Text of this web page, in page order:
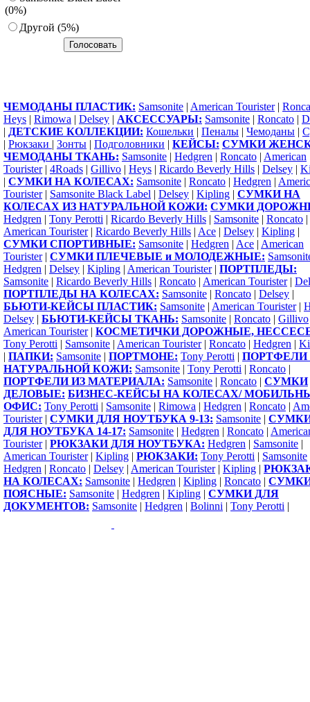
(0%)
Другoй (5%)
ЧЕМОДАНЫ ПЛАСТИК: Samsonite | American Tourister|
Heys | Rimowa | Delsey | АКСЕССУАРЫ: Samsonite | Roncato |
| ДЕТСКИЕ КОЛЛЕКЦИИ: Кошельки | Пеналы | Чемоданы |
| Рюкзаки | Зонты | Подголовники | КЕЙСЫ: СУМКИ
ЧЕМОДАНЫ ТКАНЬ: Samsonite | Hedgren | Roncato | American
Tourister| 4Roads | Gillivo | Heys | Ricardo Beverly Hills | Delsey |
| СУМКИ НА КОЛЕСАХ: Samsonite | Roncato | Hedgren |
Tourister| Samsonite Black Label | Delsey | Kipling | СУМКИ НА
КОЛЕСАХ ИЗ НАТУРАЛЬНОЙ КОЖИ: СУМКИ
Hedgren | Tony Perotti | Ricardo Beverly Hills | Samsonite | Roncato |
American Tourister| Ricardo Beverly Hills | Ace | Delsey | Kipling |
СУМКИ СПОРТИВНЫЕ: Samsonite | Hedgren | Ace | American
Tourister| СУМКИ ПЛЕЧЕВЫЕ и МОЛОДЕЖНЫЕ:
Hedgren | Delsey | Kipling | American Tourister| ПОРТПЛЕДЫ:
Samsonite | Ricardo Beverly Hills | Roncato | American Tourister|
ПОРТПЛЕДЫ НА КОЛЕСАХ: Samsonite | Roncato | Delsey |
БЬЮТИ-КЕЙСЫ ПЛАСТИК: Samsonite | American Tourister|
Delsey | БЬЮТИ-КЕЙСЫ ТКАНЬ: Samsonite | Roncato | Gillivo
American Tourister| КОСМЕТИЧКИ ДОРОЖНЫЕ,
Tony Perotti | Samsonite | American Tourister| Roncato | Hedgren |
| ПАПКИ: Samsonite | ПОРТМОНЕ: Tony Perotti | ПОРТФЕЛИ
НАТУРАЛЬНОЙ КОЖИ: Samsonite | Tony Perotti | Roncato |
ПОРТФЕЛИ ИЗ МАТЕРИАЛА: Samsonite | Roncato | СУМКИ
ДЕЛОВЫЕ: БИЗНЕС-КЕЙСЫ НА КОЛЕСАХ/
ОФИС: Tony Perotti | Samsonite | Rimowa | Hedgren | Roncato |
Tourister| СУМКИ ДЛЯ НОУТБУКА 9-13: Samsonite |
ДЛЯ НОУТБУКА 14-17: Samsonite | Hedgren | Roncato |
Tourister| РЮКЗАКИ ДЛЯ НОУТБУКА: Hedgren | Samsonite |
American Tourister| Kipling | РЮКЗАКИ: Tony Perotti | Samsonite
Hedgren | Roncato | Delsey | American Tourister| Kipling |
НА КОЛЕСАХ: Samsonite | Hedgren | Kipling | Roncato |
ПОЯСНЫЕ: Samsonite | Hedgren | Kipling | СУМКИ ДЛЯ
ДОКУМЕНТОВ: Samsonite | Hedgren | Bolinni | Tony Perotti |